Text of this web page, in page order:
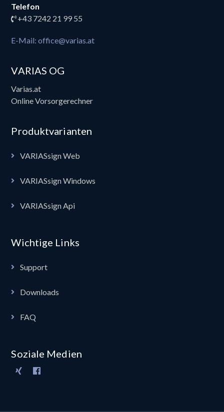
Telefon
+43 7242 21 99 55
E-Mail: office@varias.at
VARIAS OG
Varias.at
Online Vorsorgerechner
Produktvarianten
VARIASsign Web
VARIASsign Windows
VARIASsign Api
Wichtige Links
Support
Downloads
FAQ
Soziale Medien